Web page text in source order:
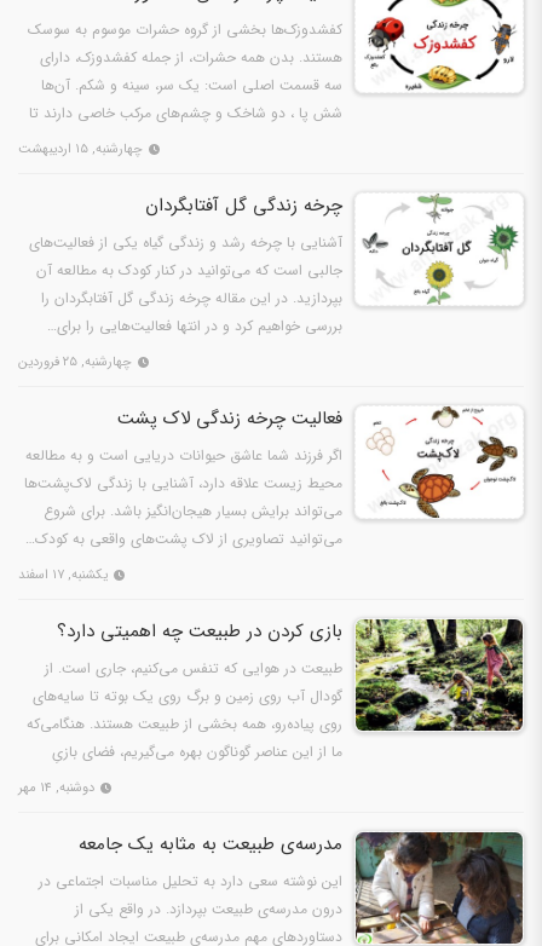
کفشدوزک‌ها بخشی از گروه حشرات موسوم به سوسک
هستند. بدن همه حشرات، از جمله کفشدوزک، دارای
سه قسمت اصلی است: یک سر، سینه و شکم. آن‌ها
شش پا ، دو شاخک و چشم‌های مرکب خاصی دارند تا
چهارشنبه, ۱۵ اردیبهشت
چرخه زندگی گل آفتابگردان
آشنایی با چرخه رشد و زندگی گیاه یکی از فعالیت‌های
جالبی است که می‌توانید در کنار کودک به مطالعه آن
بپردازید. در این مقاله چرخه زندگی گل آفتابگردان را
بررسی خواهیم کرد و در انتها فعالیت‌هایی را برای…
چهارشنبه, ۲۵ فروردین
فعالیت چرخه زندگی لاک‌ پشت
اگر فرزند شما عاشق حیوانات دریایی‌ است و به مطالعه
محیط زیست علاقه دارد، آشنایی با زندگی لاک‌پشت‌ها
می‌تواند برایش بسیار هیجان‌انگیز باشد. برای شروع
می‌توانید تصاویری از لاک پشت‌های واقعی به کودک…
یکشنبه, ۱۷ اسفند
بازی کردن در طبیعت چه اهمیتی دارد؟
طبیعت در هوایی که تنفس می‌کنیم، جاری است. از
گودال آب روی زمین و برگ روی یک بوته تا سایه‌های
روی پیاده‌رو، همه بخشی از طبیعت هستند. هنگامی‌که
ما از این عناصر گوناگون بهره می‌گیریم، فضای بازیِ
دوشنبه, ۱۴ مهر
مدرسه‌ی طبیعت به مثابه یک جامعه
این نوشته سعی دارد به تحلیل مناسبات اجتماعی در
درون مدرسه‌ی طبیعت بپردازد. در واقع یکی از
دستاوردهای مهم مدرسه‌ی طبیعت ایجاد امکانی برای